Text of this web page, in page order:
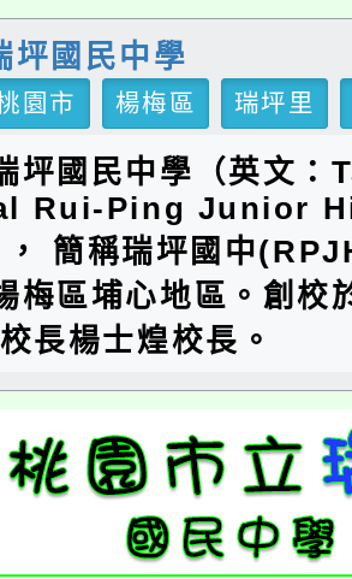
坪國民中學
園市 楊梅區 瑞坪里
坪國民中學（英文：
Rui-Ping Junior
簡稱瑞坪國中
梅區埔心地區。創校
長楊士煌校長。